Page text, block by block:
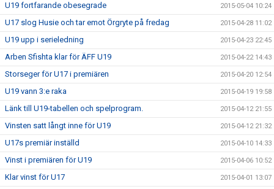
U19 fortfarande obesegrade 2015-05-04 10:24
U17 slog Husie och tar emot Örgryte på fredag 2015-04-28 11:02
U19 upp i serieledning 2015-04-23 22:45
Arben Sfishta klar för ÄFF U19 2015-04-22 14:43
Storseger för U17 i premiären 2015-04-20 12:54
U19 vann 3:e raka 2015-04-19 19:58
Länk till U19-tabellen och spelprogram. 2015-04-12 21:55
Vinsten satt långt inne för U19 2015-04-12 21:32
U17s premiär inställd 2015-04-10 14:33
Vinst i premiären för U19 2015-04-06 10:52
Klar vinst för U17 2015-04-01 13:07